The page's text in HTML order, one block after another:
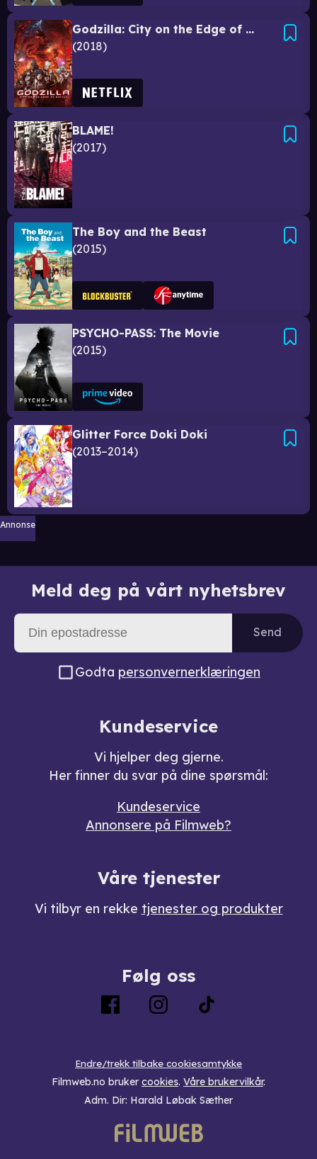
Godzilla: City on the Edge of Battle
2018
BLAME!
2017
The Boy and the Beast
2015
PSYCHO-PASS: The Movie
2015
Glitter Force Doki Doki
2013–2014
Annonse
Meld deg på vårt nyhetsbrev
Send
Godta personvernerklæringen
Kundeservice
Vi hjelper deg gjerne.
Her finner du svar på dine spørsmål:
Kundeservice
Annonsere på Filmweb?
Våre tjenester
Vi tilbyr en rekke tjenester og produkter
Følg oss
Endre/trekk tilbake cookiesamtykke
Filmweb.no bruker cookies. Våre brukervilkår.
Adm. Dir: Harald Løbak Sæther